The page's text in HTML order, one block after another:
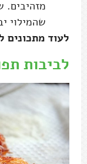
מזהיבים.
שהמילוי
לעוד מתכונים
לביבות